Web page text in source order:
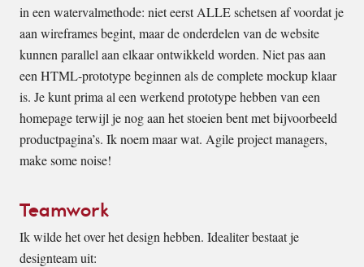
in een watervalmethode: niet eerst ALLE schetsen af voordat je
aan wireframes begint, maar de onderdelen van de website
kunnen parallel aan elkaar ontwikkeld worden. Niet pas aan
een HTML-prototype beginnen als de complete mockup klaar
is. Je kunt prima al een werkend prototype hebben van een
homepage terwijl je nog aan het stoeien bent met bijvoorbeeld
productpagina’s. Ik noem maar wat. Agile project managers,
make some noise!
Teamwork
Ik wilde het over het design hebben. Idealiter bestaat je
designteam uit: